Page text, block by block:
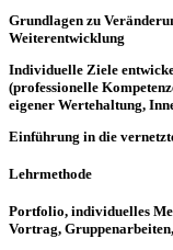
Grundlagen zu
Weiterentwicklung
Individuelle Ziele
(professionelle
eigener Wertehaltung,
Einführung in die
Lehrmethode
Portfolio, individuelles
Vortrag,